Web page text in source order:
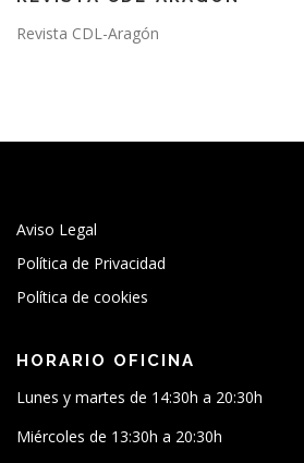
Revista CDL-Aragón
Aviso Legal
Política de Privacidad
Política de cookies
HORARIO OFICINA
Lunes y martes de 14:30h a 20:30h
Miércoles de 13:30h a 20:30h